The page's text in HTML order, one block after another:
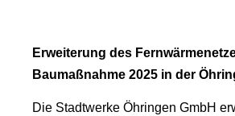
Erweiterung des
Baumaßnahme 2025 in der
Die Stadtwerke Öhringen GmbH